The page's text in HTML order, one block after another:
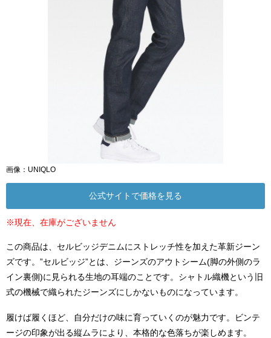
画像：UNIQLO
公式サイトで価格を見る
※現在、在庫がございません
この商品は、セルビッジデニムにストレッチ性を加えた革新ジーン
ズです。”セルビッジ”とは、ジーンズのアウトシーム(脚の外側のラ
イン裏側)に見られる生地の耳端のことです。シャトル織機という旧
式の機械で織られたジーンズにしかないものになっています。
履けば履くほど、自分だけの味に育っていくのが魅力です。ビンテ
ージの印象が出る縦ムラにより、本格的な色落ちが楽しめます。